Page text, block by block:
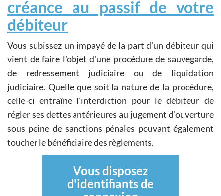
créance au passif de votre
débiteur
Vous subissez un impayé de la part d'un débiteur qui
vient de faire l'objet d'une procédure de sauvegarde,
de redressement judiciaire ou de liquidation
judiciaire. Quelle que soit la nature de la procédure,
celle-ci entraîne l'interdiction pour le débiteur de
régler ses dettes antérieures au jugement d'ouverture
sous peine de sanctions pénales pouvant également
toucher le bénéficiaire des règlements.
Vous disposez
d'identifiants de